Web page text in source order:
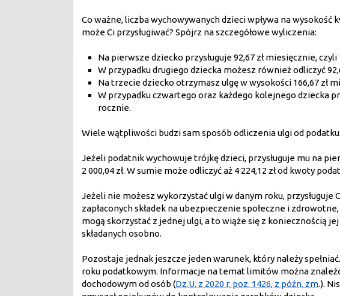
Co ważne, liczba wychowywanych dzieci wpływa na wysokość
może Ci przysługiwać? Spójrz na szczegółowe wyliczenia:
Na pierwsze dziecko przysługuje 92,67 zł miesięcznie, czyli
W przypadku drugiego dziecka możesz również odliczyć
Na trzecie dziecko otrzymasz ulgę w wysokości 166,67 zł
W przypadku czwartego oraz każdego kolejnego dziecka
rocznie.
Wiele wątpliwości budzi sam sposób odliczenia ulgi od podatku.
Jeżeli podatnik wychowuje trójkę dzieci, przysługuje mu na
2 000,04 zł. W sumie może odliczyć aż 4 224,12 zł od kwoty
Jeżeli nie możesz wykorzystać ulgi w danym roku,
zapłaconych składek na ubezpieczenie społeczne i
mogą skorzystać z jednej ulgi, a to wiąże się z koniecznością
składanych osobno.
Pozostaje jednak jeszcze jeden warunek, który należy
roku podatkowym. Informacje na temat limitów można
dochodowym od osób (Dz.U. z 2020 r. poz. 1426, z późn. zm.).